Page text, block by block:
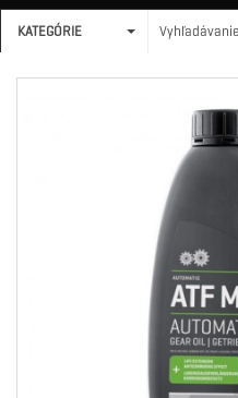
KATEGÓRIE
ÚVODNÁ STRÁNKA